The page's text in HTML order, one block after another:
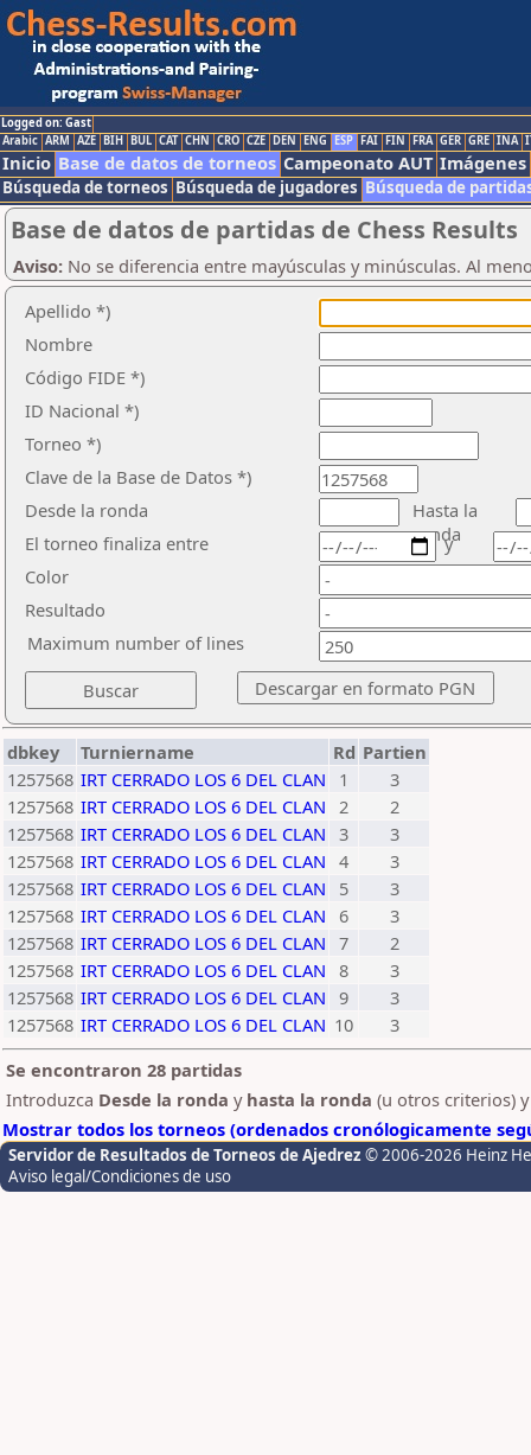
Logged on: Gast
Arabic ARM AZE BIH BUL CAT CHN CRO CZE DEN ENG ESP FAI FIN FRA GER GRE INA
Inicio Base de datos de torneos Campeonato AUT Imágenes
Búsqueda de torneos Búsqueda de jugadores Búsqueda de
Base de datos de partidas de Chess Results
Aviso: No se diferencia entre mayúsculas y minúsculas. Al
Apellido *)
Nombre
Código FIDE *)
ID Nacional *)
Torneo *)
Clave de la Base de Datos *)
Desde la ronda
Hasta la
ronda
El torneo finaliza entre
Color
Resultado
y
Maximum number of lines
dbkey Turniername Rd Partien
1257568 IRT CERRADO LOS 6 DEL CLAN 1
3
1257568 IRT CERRADO LOS 6 DEL CLAN 2
2
1257568 IRT CERRADO LOS 6 DEL CLAN 3
3
1257568 IRT CERRADO LOS 6 DEL CLAN 4
3
1257568 IRT CERRADO LOS 6 DEL CLAN 5
3
1257568 IRT CERRADO LOS 6 DEL CLAN 6
3
1257568 IRT CERRADO LOS 6 DEL CLAN 7
2
1257568 IRT CERRADO LOS 6 DEL CLAN 8
3
1257568 IRT CERRADO LOS 6 DEL CLAN 9
3
1257568 IRT CERRADO LOS 6 DEL CLAN 10
3
Se encontraron 28 partidas
Introduzca Desde la ronda y hasta la ronda (u otros criterios)
Mostrar todos los torneos (ordenados cronólogicamente
Servidor de Resultados de Torneos de Ajedrez © 2006-2026 Heinz
Aviso legal/Condiciones de uso